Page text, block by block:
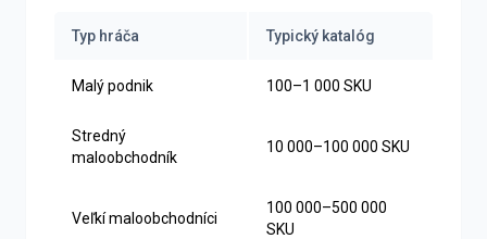
Typ hráča Typický katalóg
Malý podnik 100–1 000 SKU
Stredný
maloobchodník
10 000–100 000 SKU
Veľkí maloobchodníci
100 000–500 000
SKU